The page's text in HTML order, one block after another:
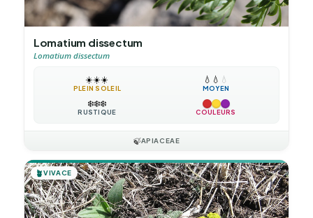
Lomatium dissectum
Lomatium dissectum
☀️☀️☀️
PLEIN SOLEIL
💧 💧 💧
MOYEN
❄️❄️❄️
RUSTIQUE COULEURS
🍃APIACEAE
🪴VIVACE